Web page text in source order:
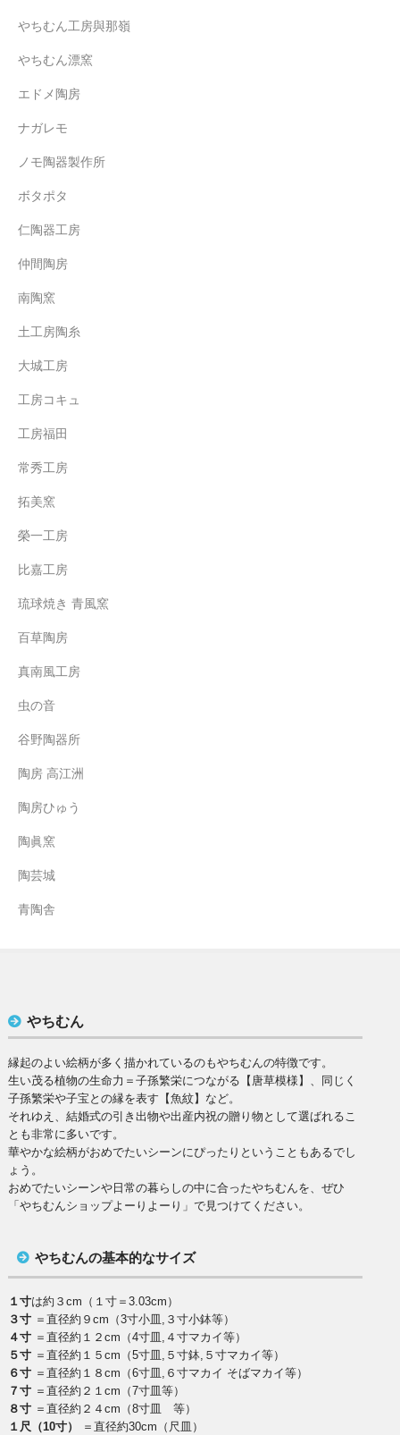
やちむん工房與那嶺
やちむん漂窯
エドメ陶房
ナガレモ
ノモ陶器製作所
ボタポタ
仁陶器工房
仲間陶房
南陶窯
土工房陶糸
大城工房
工房コキュ
工房福田
常秀工房
拓美窯
榮一工房
比嘉工房
琉球焼き 青風窯
百草陶房
真南風工房
虫の音
谷野陶器所
陶房 高江洲
陶房ひゅう
陶眞窯
陶芸城
青陶舎
やちむん
縁起のよい絵柄が多く描かれているのもやちむんの特徴です。
生い茂る植物の生命力＝子孫繁栄につながる【唐草模様】、同じく
子孫繁栄や子宝との縁を表す【魚紋】など。
それゆえ、結婚式の引き出物や出産内祝の贈り物として選ばれるこ
とも非常に多いです。
華やかな絵柄がおめでたいシーンにぴったりということもあるでし
ょう。
おめでたいシーンや日常の暮らしの中に合ったやちむんを、ぜひ
「やちむんショップよーりよーり」で見つけてください。
やちむんの基本的なサイズ
１寸は約３cm（１寸＝3.03cm）
３寸 ＝直径約９cm（3寸小皿,３寸小鉢等）
４寸 ＝直径約１２cm（4寸皿,４寸マカイ等）
５寸 ＝直径約１５cm（5寸皿,５寸鉢,５寸マカイ等）
６寸 ＝直径約１８cm（6寸皿,６寸マカイ そばマカイ等）
７寸 ＝直径約２１cm（7寸皿等）
８寸 ＝直径約２４cm（8寸皿 等）
１尺（10寸）
＝直径約30cm（尺皿）